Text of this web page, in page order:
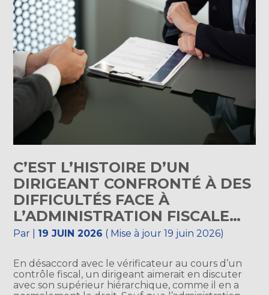
C’EST L’HISTOIRE D’UN
DIRIGEANT CONFRONTÉ À DES
DIFFICULTÉS FACE À
L’ADMINISTRATION FISCALE…
Par 19 JUIN 2026 ( Mise à jour 19 juin 2026)
En désaccord avec le vérificateur au cours d’un
contrôle fiscal, un dirigeant aimerait en discuter
avec son supérieur hiérarchique, comme il en a